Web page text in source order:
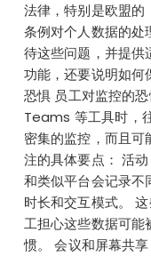
法律，特别是欧盟的
条例对个人数据的处
待这些问题，并提供
功能，还要说明如何
恐惧 员工对监控的
Teams 等工具时，
密集的监控，而且
注的具体要点： 活
和类似平台会记录不
时长和交互模式。
工担心这些数据可能
惯。 会议和屏幕共